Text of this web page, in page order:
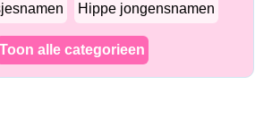
Hippe jongensnamen
Toon alle categorieen